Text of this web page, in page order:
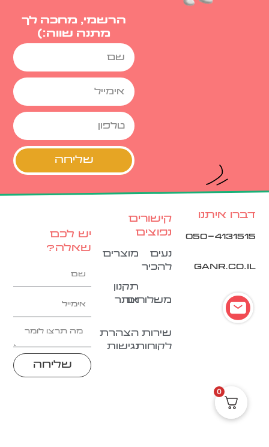
הרשמי, מחכה לך
מתנה שווה:)
שליחה
דברו איתנו
050-4131515
ganr.co.il
קישורים
נפוצים
נעים
להכיר
משלוחים
שירות
לקוחות
מוצרים
תקנון
אתר
הצהרת
נגישות
יש לכם
שאלה?
שליחה
0